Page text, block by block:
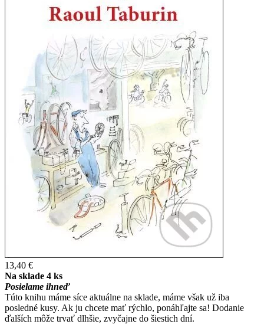
13,40 €
Na sklade 4 ks
Posielame ihneď
Túto knihu máme síce aktuálne na sklade, máme však už iba
posledné kusy. Ak ju chcete mať rýchlo, ponáhľajte sa! Dodanie
ďalších môže trvať dlhšie, zvyčajne do šiestich dní.